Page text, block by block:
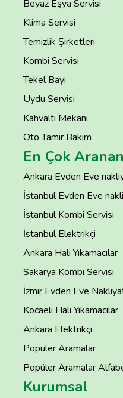
Beyaz Eşya Servisi
Klima Servisi
Temizlik Şirketleri
Kombi Servisi
Tekel Bayi
Uydu Servisi
Kahvaltı Mekanı
Oto Tamir Bakım
En Çok Aranan
Ankara Evden Eve
İstanbul Evden Eve
İstanbul Kombi Servisi
İstanbul Elektrikçi
Ankara Halı Yıkamacılar
Sakarya Kombi Servisi
İzmir Evden Eve
Kocaeli Halı Yıkamacılar
Ankara Elektrikçi
Popüler Aramalar
Popüler Aramalar
Kurumsal